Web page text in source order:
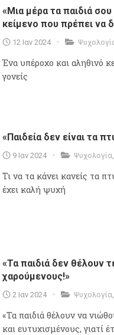
«Μια μέρα τα παιδιά
κείμενο που πρέπει να
12 Ιαν 2024
Ένα υπέροχο και αληθινό
γονείς
«Παιδεία δεν είναι τα
9 Ιαν 2024 Ψυχολογία
Τι να τα κάνει κανείς τα
έχει καλή ψυχή
«Τα παιδιά δεν θέλουν
χαρούμενους!»
2 Ιαν 2024 Ψυχολογία
«Τα παιδιά θέλουν να
και ευτυχισμένους, γιατί